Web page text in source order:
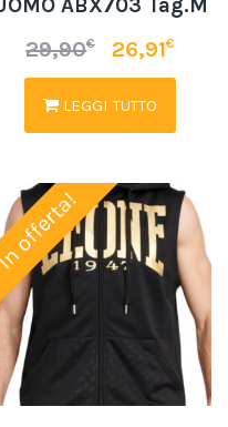
ABX703 Tag.M
29,90€ 26,91€
LEGGI TUTTO